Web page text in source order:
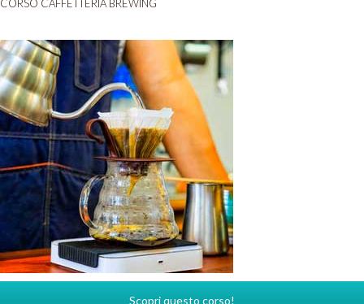
CORSO CAFFETTERIA BREWING
Scopri questo corso!